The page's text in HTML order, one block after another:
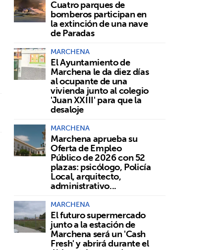
Cuatro parques de
bomberos participan en
la extinción de una nave
de Paradas
MARCHENA
El Ayuntamiento de
Marchena le da diez días
al ocupante de una
vivienda junto al colegio
'Juan XXIII' para que la
desaloje
MARCHENA
Marchena aprueba su
Oferta de Empleo
Público de 2026 con 52
plazas: psicólogo, Policía
Local, arquitecto,
administrativo...
MARCHENA
El futuro supermercado
junto a la estación de
Marchena será un 'Cash
Fresh' y abrirá durante el